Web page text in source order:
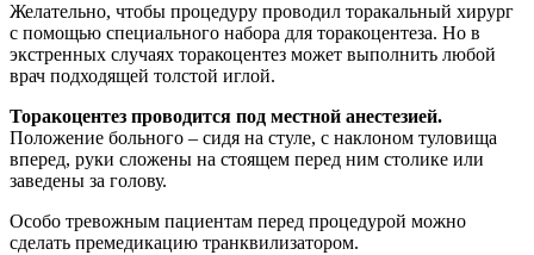
Желательно, чтобы процедуру проводил торакальный хирург
с помощью специального набора для торакоцентеза. Но в
экстренных случаях торакоцентез может выполнить любой
врач подходящей толстой иглой.
Торакоцентез проводится под местной анестезией.
Положение больного – сидя на стуле, с наклоном туловища
вперед, руки сложены на стоящем перед ним столике или
заведены за голову.
Особо тревожным пациентам перед процедурой можно
сделать премедикацию транквилизатором.